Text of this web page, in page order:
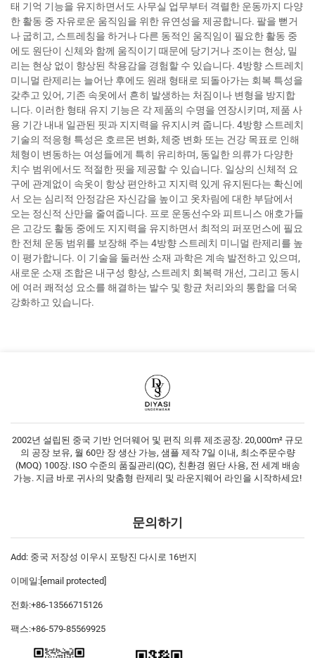
태 기억 기능을 유지하면서도 사무실 업무부터 격렬한 운동까지 다양
한 활동 중 자유로운 움직임을 위한 유연성을 제공합니다. 팔을 뻗거
나 굽히고, 스트레칭을 하거나 다른 동적인 움직임이 필요한 활동 중
에도 원단이 신체와 함께 움직이기 때문에 당기거나 조이는 현상, 밀
리는 현상 없이 향상된 착용감을 경험할 수 있습니다. 4방향 스트레치
미니멀 란제리는 늘어난 후에도 원래 형태로 되돌아가는 회복 특성을
갖추고 있어, 기존 속옷에서 흔히 발생하는 처짐이나 변형을 방지합
니다. 이러한 형태 유지 기능은 각 제품의 수명을 연장시키며, 제품 사
용 기간 내내 일관된 핏과 지지력을 유지시켜 줍니다. 4방향 스트레치
기술의 적응형 특성은 호르몬 변화, 체중 변화 또는 건강 목표로 인해
체형이 변동하는 여성들에게 특히 유리하며, 동일한 의류가 다양한
치수 범위에서도 적절한 핏을 제공할 수 있습니다. 일상의 신체적 요
구에 관계없이 속옷이 항상 편안하고 지지력 있게 유지된다는 확신에
서 오는 심리적 안정감은 자신감을 높이고 옷차림에 대한 부담에서
오는 정신적 산만을 줄여줍니다. 프로 운동선수와 피트니스 애호가들
은 고강도 활동 중에도 지지력을 유지하면서 최적의 퍼포먼스에 필요
한 전체 운동 범위를 보장해 주는 4방향 스트레치 미니멀 란제리를 높
이 평가합니다. 이 기술을 둘러싼 소재 과학은 계속 발전하고 있으며,
새로운 소재 조합은 내구성 향상, 스트레치 회복력 개선, 그리고 동시
에 여러 쾌적성 요소를 해결하는 발수 및 항균 처리와의 통합을 더욱
강화하고 있습니다.
2002년 설립된 중국 기반 언더웨어 및 편직 의류 제조공장. 20,000m² 규모
의 공장 보유, 월 60만 장 생산 가능, 샘플 제작 7일 이내, 최소주문수량
(MOQ) 100장. ISO 수준의 품질관리(QC), 친환경 원단 사용, 전 세계 배송
가능. 지금 바로 귀사의 맞춤형 란제리 및 라운지웨어 라인을 시작하세요!
문의하기
Add: 중국 저장성 이우시 포탕진 다시로 16번지
이메일: [email protected]
전화:+86-13566715126
팩스:+86-579-85569925